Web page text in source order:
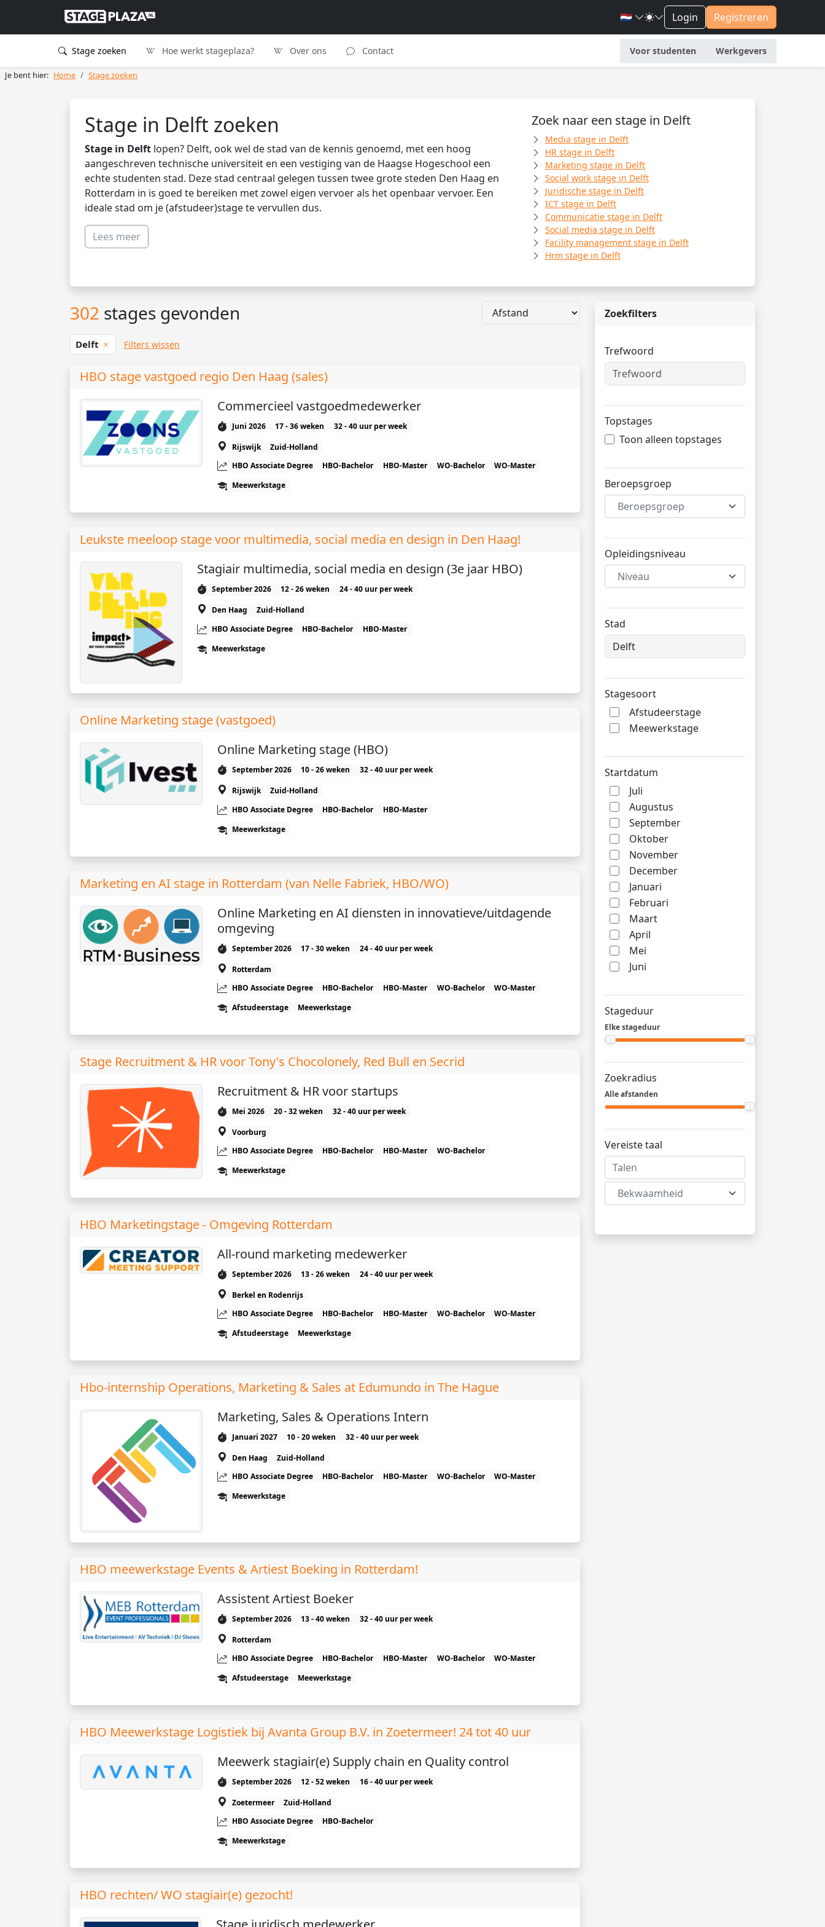
🇳🇱 Login Registreren
Stage zoeken Hoe werkt stageplaza? Over ons Contact Voor studenten Werkgevers
Je bent hier: Home Stage zoeken
Stage in Delft zoeken
Stage in Delft lopen? Delft, ook wel de stad van de kennis genoemd, met een hoog
aangeschreven technische universiteit en een vestiging van de Haagse Hogeschool een
echte studenten stad. Deze stad centraal gelegen tussen twee grote steden Den Haag en
Rotterdam in is goed te bereiken met zowel eigen vervoer als het openbaar vervoer. Een
ideale stad om je (afstudeer)stage te vervullen dus.
Lees meer
Zoek naar een stage in Delft
Media stage in Delft
HR stage in Delft
Marketing stage in Delft
Social work stage in Delft
Juridische stage in Delft
ICT stage in Delft
Communicatie stage in Delft
Social media stage in Delft
Facility management stage in Delft
Hrm stage in Delft
Zoekfilters
Trefwoord
Topstages
Toon alleen topstages
Beroepsgroep
Beroepsgroep
Opleidingsniveau
Niveau
Stad
Stagesoort
Afstudeerstage
Meewerkstage
Startdatum
Juli
Augustus
September
Oktober
November
December
Januari
Februari
Maart
April
Mei
Juni
Stageduur
Elke stageduur
Zoekradius
Alle afstanden
Vereiste taal
Bekwaamheid
302 stages gevonden
Delft Filters wissen
HBO stage vastgoed regio Den Haag (sales)
Commercieel vastgoedmedewerker
Juni 2026 17 - 36 weken
32 - 40 uur per week
Rijswijk
Zuid-Holland
HBO Associate Degree
HBO-Bachelor HBO-Master WO-Bachelor
WO-Master
Meewerkstage
Leukste meeloop stage voor multimedia, social media en design in Den Haag!
Stagiair multimedia, social media en design (3e jaar HBO)
September 2026 12 - 26 weken
24 - 40 uur per week
Den Haag
Zuid-Holland
HBO Associate Degree
HBO-Bachelor
HBO-Master
Meewerkstage
Online Marketing stage (vastgoed)
Online Marketing stage (HBO)
September 2026 10 - 26 weken
32 - 40 uur per week
Rijswijk
Zuid-Holland
HBO Associate Degree
HBO-Bachelor
HBO-Master
Meewerkstage
Marketing en AI stage in Rotterdam (van Nelle Fabriek, HBO/WO)
Online Marketing en AI diensten in innovatieve/uitdagende
omgeving
September 2026 17 - 30 weken
24 - 40 uur per week
Rotterdam
HBO Associate Degree
HBO-Bachelor HBO-Master WO-Bachelor
WO-Master
Afstudeerstage
Meewerkstage
Stage Recruitment & HR voor Tony's Chocolonely, Red Bull en Secrid
Recruitment & HR voor startups
Mei 2026 20 - 32 weken
32 - 40 uur per week
Voorburg
HBO Associate Degree
HBO-Bachelor HBO-Master
WO-Bachelor
Meewerkstage
HBO Marketingstage - Omgeving Rotterdam
All-round marketing medewerker
September 2026 13 - 26 weken
24 - 40 uur per week
Berkel en Rodenrijs
HBO Associate Degree
HBO-Bachelor HBO-Master WO-Bachelor
WO-Master
Afstudeerstage
Meewerkstage
Hbo-internship Operations, Marketing & Sales at Edumundo in The Hague
Marketing, Sales & Operations Intern
Januari 2027 10 - 20 weken
32 - 40 uur per week
Den Haag
Zuid-Holland
HBO Associate Degree
HBO-Bachelor HBO-Master WO-Bachelor
WO-Master
Meewerkstage
HBO meewerkstage Events & Artiest Boeking in Rotterdam!
Assistent Artiest Boeker
September 2026 13 - 40 weken
32 - 40 uur per week
Rotterdam
HBO Associate Degree
HBO-Bachelor HBO-Master WO-Bachelor
WO-Master
Afstudeerstage
Meewerkstage
HBO Meewerkstage Logistiek bij Avanta Group B.V. in Zoetermeer! 24 tot 40 uur
Meewerk stagiair(e) Supply chain en Quality control
September 2026 12 - 52 weken
16 - 40 uur per week
Zoetermeer
Zuid-Holland
HBO Associate Degree
HBO-Bachelor
Meewerkstage
HBO rechten/ WO stagiair(e) gezocht!